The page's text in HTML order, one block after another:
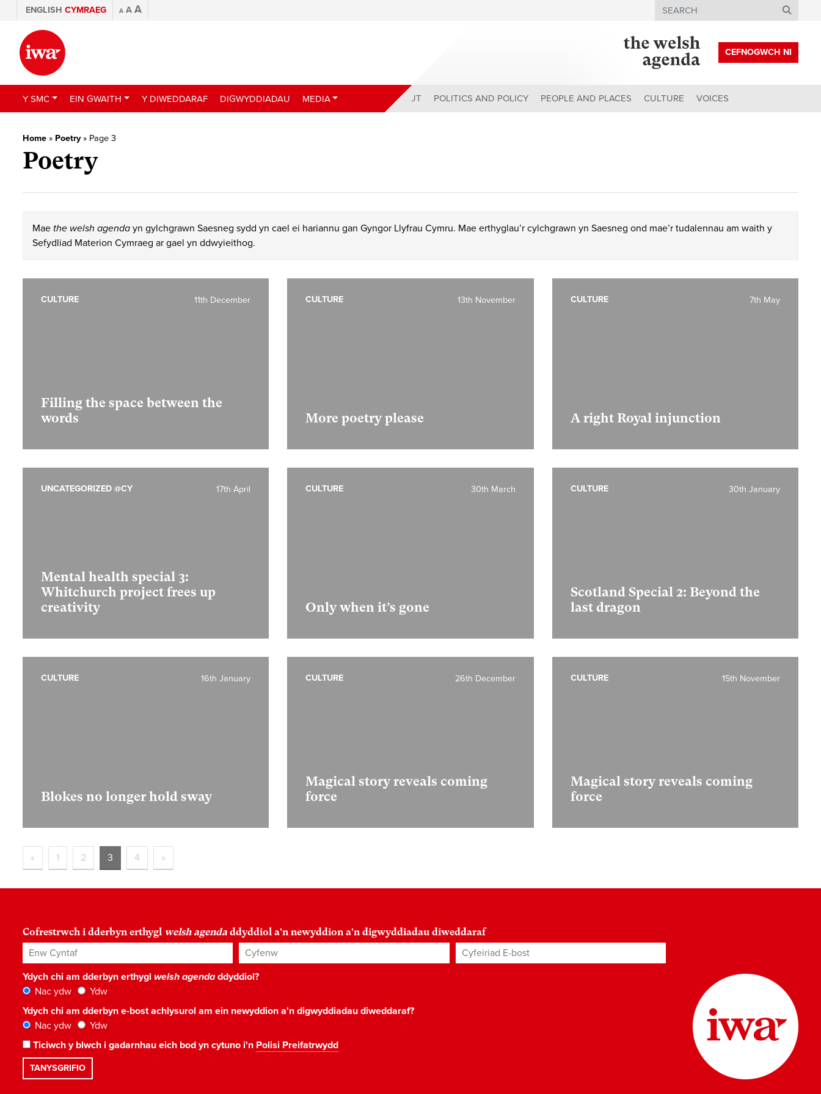
ENGLISH CYMRAEG A A A Search
CEFNOGWCH NI
Y SMC EIN GWAITH Y DIWEDDARAF DIGWYDDIADAU MEDIA ABOUT POLITICS AND POLICY PEOPLE AND PLACES CULTURE VOICES
Home » Poetry» Page 3
Poetry
Mae the welsh agenda yn gylchgrawn Saesneg sydd yn cael ei hariannu gan Gyngor Llyfrau Cymru. Mae erthyglau’r cylchgrawn yn Saesneg ond mae’r tudalennau am waith y
Sefydliad Materion Cymraeg ar gael yn ddwyieithog.
Filling the space between the
words
11th December
CULTURE
More poetry please
13th November
CULTURE
A right Royal injunction
7th May
CULTURE
Mental health special 3:
Whitchurch project frees up
creativity
17th April
UNCATEGORIZED @CY
Only when it’s gone
30th March
CULTURE
Scotland Special 2: Beyond the
last dragon
30th January
CULTURE
Blokes no longer hold sway
16th January
CULTURE
Magical story reveals coming
force
26th December
CULTURE
Magical story reveals coming
force
15th November
CULTURE
« 1 2 3 4 »
Cofrestrwch i dderbyn erthygl welsh agenda ddyddiol a'n newyddion a'n digwyddiadau diweddaraf
Enw Cyntaf Cyfenw Cyfeiriad E-bost*
Ydych chi am dderbyn erthygl welsh agendaddyddiol?
Nac ydw
Ydw
Ydych chi am dderbyn e-bost achlysurol am ein newyddion a'n digwyddiadau diweddaraf?
Nac ydw
Ydw
Ticiwch y blwch i gadarnhau eich bod yn cytuno i'n Polisi Preifatrwydd